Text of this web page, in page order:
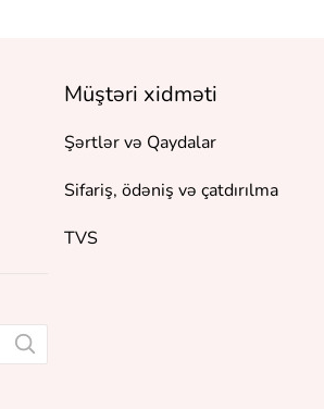
Müştəri xidməti
Şərtlər və Qaydalar
Sifariş, ödəniş və çatdırılma
TVS